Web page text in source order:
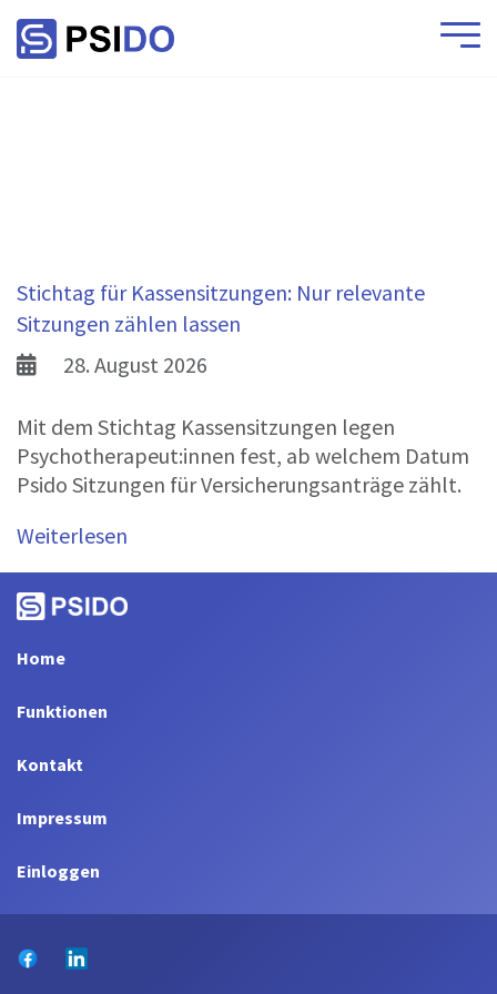
Stichtag für Kassensitzungen: Nur relevante
Sitzungen zählen lassen
28. August 2026
Mit dem Stichtag Kassensitzungen legen
Psychotherapeut:innen fest, ab welchem Datum
Psido Sitzungen für Versicherungsanträge zählt.
Weiterlesen
Home
Funktionen
Kontakt
Impressum
Einloggen